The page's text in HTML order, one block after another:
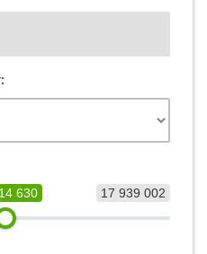
17 939 002
630